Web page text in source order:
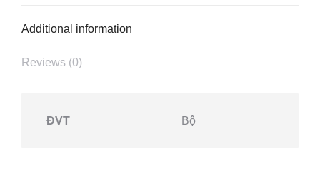
quantity
Additional information
Reviews (0)
ĐVT Bộ